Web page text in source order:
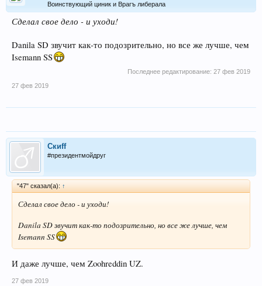
Воинствующий циник и Врагъ либерала
Сделал свое дело - и уходи!
Danila SD звучит как-то подозрительно, но все же лучше, чем
Isemann SS
Последнее редактирование: 27 фев 2019
27 фев 2019
Скиff
#президентмойдруг
"47" сказал(а): ↑
Сделал свое дело - и уходи!
Danila SD звучит как-то подозрительно, но все же лучше, чем
Isemann SS
И даже лучше, чем Zoohreddin UZ.
27 фев 2019